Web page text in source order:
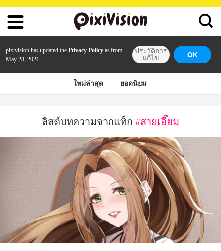
pixivision has updated the Privacy Policy as from
May 28, 2024.
ประวัติการ
แก้ไข
OK
ใหม่ล่าสุด ยอดนิยม
ลิสต์บทความจากแท็ก #สายเอี๊ยม